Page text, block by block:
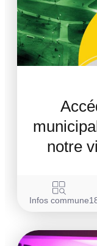
notre
Infos commune